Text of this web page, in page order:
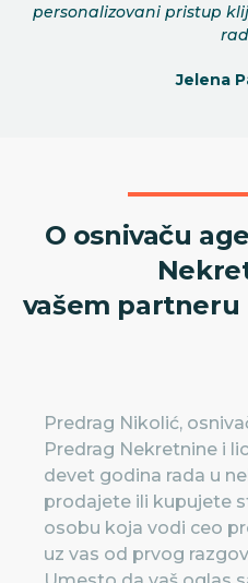
personalizovani pristup
Jelena
O osnivaču
vašem
Predrag Nikolić,
Predrag Nekretnine i
devet godina rada u
prodajete ili kupujete
osobu koja vodi ceo
uz vas od prvog